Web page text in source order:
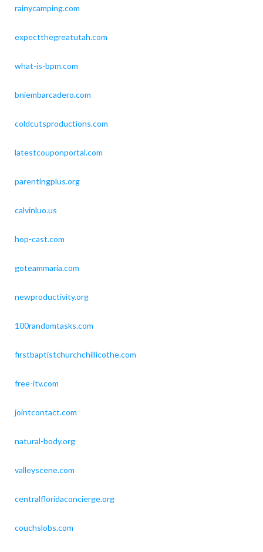
rainycamping.com
expectthegreatutah.com
what-is-bpm.com
bniembarcadero.com
coldcutsproductions.com
latestcouponportal.com
parentingplus.org
calvinluo.us
hop-cast.com
goteammaria.com
newproductivity.org
100randomtasks.com
firstbaptistchurchchillicothe.com
free-itv.com
jointcontact.com
natural-body.org
valleyscene.com
centralfloridaconcierge.org
couchslobs.com